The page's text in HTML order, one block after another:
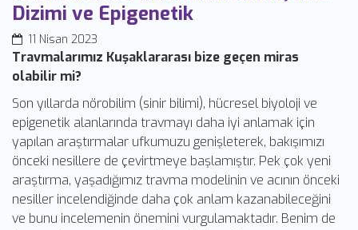
Dizimi ve Epigenetik
11 Nisan 2023
Travmalarımız Kuşaklararası bize geçen miras
olabilir mi?
Son yıllarda nörobilim (sinir bilimi), hücresel biyoloji ve
epigenetik alanlarında travmayı daha iyi anlamak için
yapılan araştırmalar ufkumuzu genişleterek, bakışımızı
önceki nesillere de çevirtmeye başlamıştır. Pek çok yeni
araştırma, yaşadığımız travma modelinin ve acının önceki
nesiller incelendiğinde daha çok anlam kazanabileceğini
ve bunu incelemenin önemini vurgulamaktadır. Benim de